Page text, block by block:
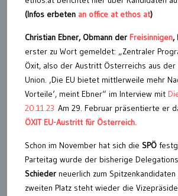
(Infos erbeten an office at ethos at)
Christian Ebner, Obmann der Freisinnigen,
erster zu Wort gemeldet: „Zentraler
Öxit, also der Austritt Österreichs aus der
Union. ‚Die EU bietet mittlerweile mehr
Vorteile‘, meint Ebner“ im Interview mit
20.11.23 Am 29. Februar präsentierte er
ÖXIT EU-Austritt für Österreich.
Schon im November hat sich die SPÖ
Parteitag wurde der bisherige
Schieder neuerlich zum
zweiten Platz steht wieder die